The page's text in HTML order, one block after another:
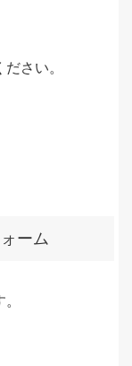
さい。
ーム